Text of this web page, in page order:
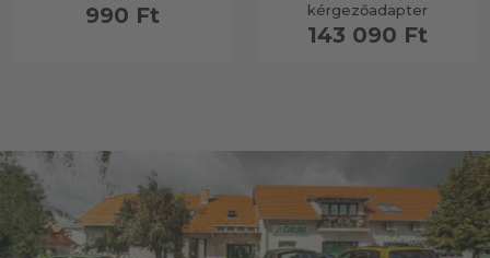
990 Ft
kérgezőadapter
143 090 Ft